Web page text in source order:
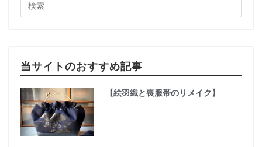
当サイトのおすすめ記事
【絵羽織と喪服帯のリメイク】